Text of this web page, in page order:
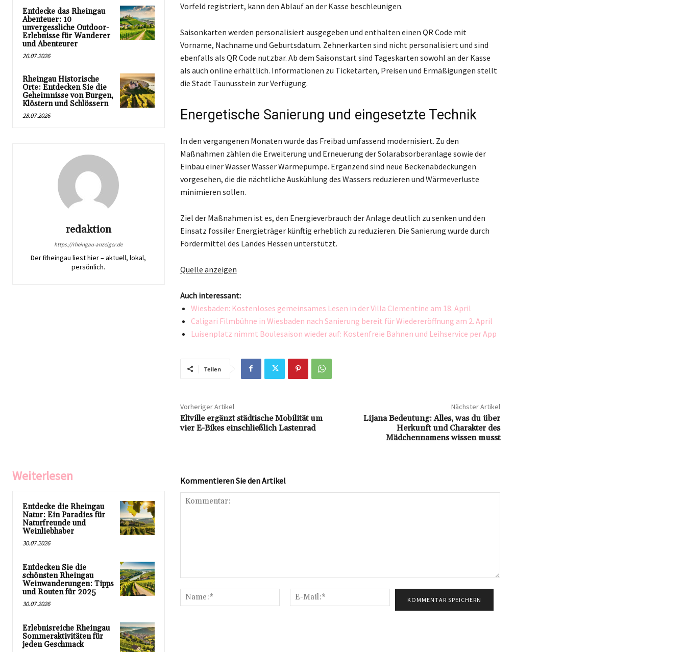
Entdecke das Rheingau
Abenteuer: 10
unvergessliche Outdoor-
Erlebnisse für Wanderer
und Abenteurer
26.07.2026
Rheingau Historische
Orte: Entdecken Sie die
Geheimnisse von Burgen,
Klöstern und Schlössern
28.07.2026
redaktion
https://rheingau-anzeiger.de
Der Rheingau liest hier – aktuell, lokal,
persönlich.
Vorfeld registriert, kann den Ablauf an der Kasse beschleunigen.
Saisonkarten werden personalisiert ausgegeben und enthalten einen QR Code mit
Vorname, Nachname und Geburtsdatum. Zehnerkarten sind nicht personalisiert und sind
ebenfalls als QR Code nutzbar. Ab dem Saisonstart sind Tageskarten sowohl an der Kasse
als auch online erhältlich. Informationen zu Ticketarten, Preisen und Ermäßigungen stellt
die Stadt Taunusstein zur Verfügung.
Energetische Sanierung und eingesetzte Technik
In den vergangenen Monaten wurde das Freibad umfassend modernisiert. Zu den
Maßnahmen zählen die Erweiterung und Erneuerung der Solarabsorberanlage sowie der
Einbau einer Wasser Wasser Wärmepumpe. Ergänzend sind neue Beckenabdeckungen
vorgesehen, die die nächtliche Auskühlung des Wassers reduzieren und Wärmeverluste
minimieren sollen.
Ziel der Maßnahmen ist es, den Energieverbrauch der Anlage deutlich zu senken und den
Einsatz fossiler Energieträger künftig erheblich zu reduzieren. Die Sanierung wurde durch
Fördermittel des Landes Hessen unterstützt.
Quelle anzeigen
Auch interessant:
Wiesbaden: Kostenloses gemeinsames Lesen in der Villa Clementine am 18. April
Caligari Filmbühne in Wiesbaden nach Sanierung bereit für Wiedereröffnung am 2. April
Luisenplatz nimmt Boulesaison wieder auf: Kostenfreie Bahnen und Leihservice per App
Teilen
Vorheriger Artikel
Eltville ergänzt städtische Mobilität um
vier E-Bikes einschließlich Lastenrad
Nächster Artikel
Lijana Bedeutung: Alles, was du über
Herkunft und Charakter des
Mädchennamens wissen musst
Weiterlesen
Entdecke die Rheingau
Natur: Ein Paradies für
Naturfreunde und
Weinliebhaber
30.07.2026
Entdecken Sie die
schönsten Rheingau
Weinwanderungen: Tipps
und Routen für 2025
30.07.2026
Erlebnisreiche Rheingau
Sommeraktivitäten für
jeden Geschmack
Kommentieren Sie den Artikel
Name:*
Mail:*